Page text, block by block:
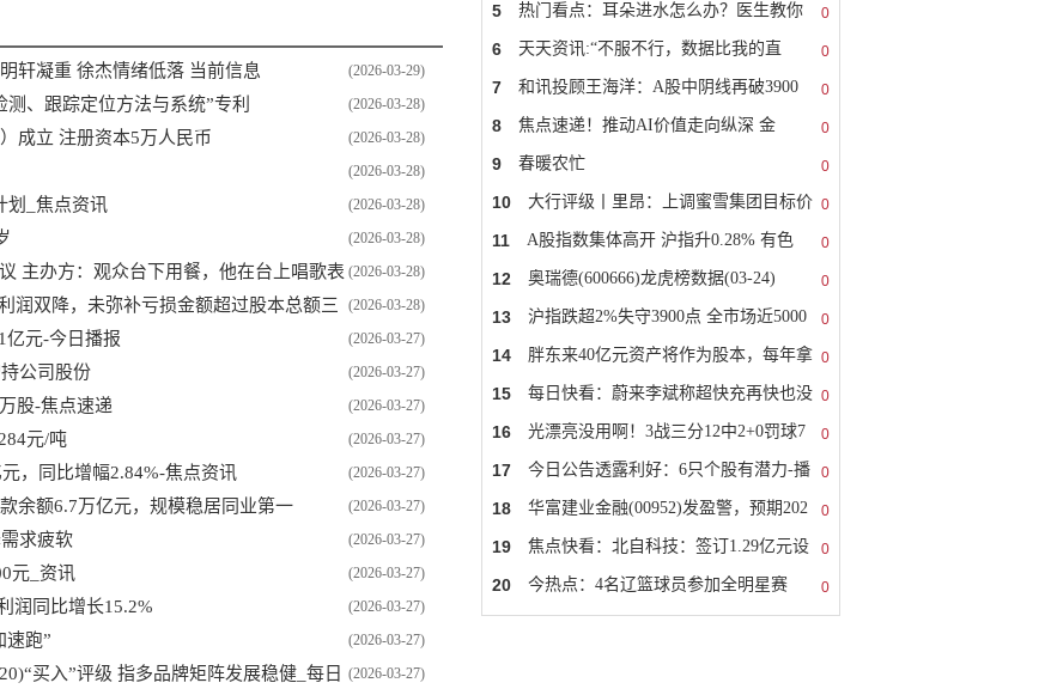
(2026-03-29)
轩凝重 徐杰情绪低落 当前信息
(2026-03-28)
、跟踪定位方法与系统”专利
(2026-03-28)
成立 注册资本5万人民币
(2026-03-28)
(2026-03-28)
划_焦点资讯
(2026-03-28)
(2026-03-28)
主办方：观众台下用餐，他在台上唱歌表
(2026-03-28)
润双降，未弥补亏损金额超过股本总额三
(2026-03-27)
亿元-今日播报
(2026-03-27)
公司股份
(2026-03-27)
股-焦点速递
(2026-03-27)
元/吨
(2026-03-27)
，同比增幅2.84%-焦点资讯
(2026-03-27)
余额6.7万亿元，规模稳居同业第一
(2026-03-27)
求疲软
(2026-03-27)
元_资讯
(2026-03-27)
润同比增长15.2%
(2026-03-27)
速跑”
(2026-03-27)
买入”评级 指多品牌矩阵发展稳健_每日
0
5 热门看点：耳朵进水怎么办？医生教你
0
6 天天资讯:“不服不行，数据比我的直
0
7 和讯投顾王海洋：A股中阴线再破3900
0
8 焦点速递！推动AI价值走向纵深 金
0
9 春暖农忙
0
10 大行评级丨里昂：上调蜜雪集团目标价
0
11 A股指数集体高开 沪指升0.28% 有色
0
12 奥瑞德(600666)龙虎榜数据(03-24)
0
13 沪指跌超2%失守3900点 全市场近5000
0
14 胖东来40亿元资产将作为股本，每年拿
0
15 每日快看：蔚来李斌称超快充再快也没
0
16 光漂亮没用啊！3战三分12中2+0罚球7
0
17 今日公告透露利好：6只个股有潜力-播
0
18 华富建业金融(00952)发盈警，预期202
0
19 焦点快看：北自科技：签订1.29亿元设
0
20 今热点：4名辽篮球员参加全明星赛